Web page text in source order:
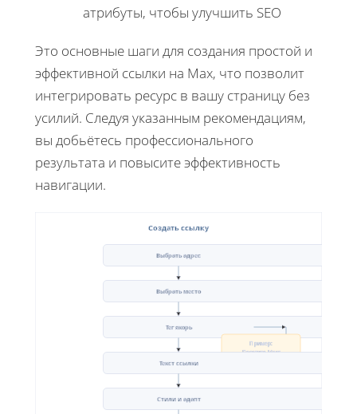
атрибуты, чтобы улучшить SEO
Это основные шаги для создания простой и
эффективной ссылки на Max, что позволит
интегрировать ресурс в вашу страницу без
усилий. Следуя указанным рекомендациям,
вы добьётесь профессионального
результата и повысите эффективность
навигации.
Создать ссылку
Выбрать адрес
Выбрать место
Тег якорь
Пример:
Посетите Макс
Текст ссылки
Стили и адапт